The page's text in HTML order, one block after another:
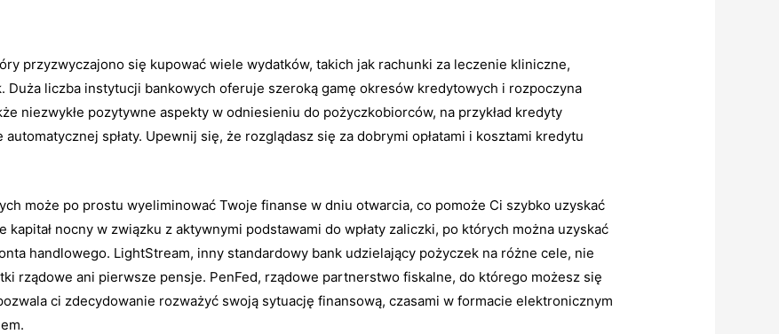
przyzwyczajono się kupować wiele wydatków, takich jak rachunki za leczenie kliniczne,
Duża liczba instytucji bankowych oferuje szeroką gamę okresów kredytowych i rozpoczyna
niezwykłe pozytywne aspekty w odniesieniu do pożyczkobiorców, na przykład kredyty
spłaty. Upewnij się, że rozglądasz się za dobrymi opłatami i kosztami kredytu
może po prostu wyeliminować Twoje finanse w dniu otwarcia, co pomoże Ci szybko uzyskać
kapitał nocny w związku z aktywnymi podstawami do wpłaty zaliczki, po których można uzyskać
handlowego. LightStream, inny standardowy bank udzielający pożyczek na różne cele, nie
rządowe ani pierwsze pensje. PenFed, rządowe partnerstwo fiskalne, do którego możesz się
ci zdecydowanie rozważyć swoją sytuację finansową, czasami w formacie elektronicznym